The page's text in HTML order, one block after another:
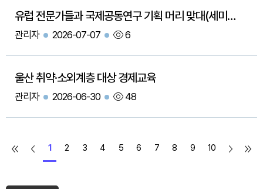
유럽 전문가들과 국제공동연구 기획 머리 맞대(세미나 개최)
관리자 2026-07-07 6
울산 취약·소외계층 대상 경제교육
관리자 2026-06-30 48
1 2 3 4 5 6 7 8 9 10